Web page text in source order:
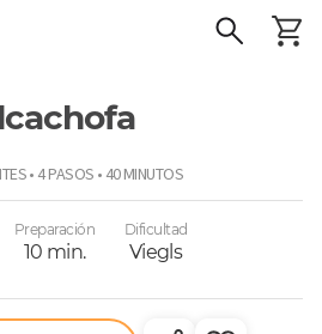
• 4 PASOS • 40 MINUTOS
Preparación
10 min.
Dificultad
Viegls